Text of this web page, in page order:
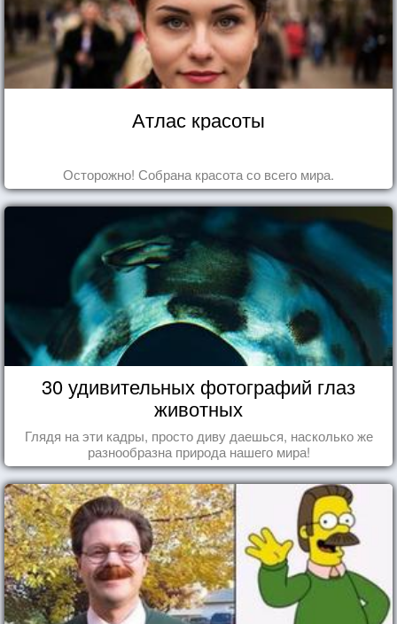
Атлас красоты
Осторожно! Собрана красота со всего мира.
30 удивительных фотографий глаз
животных
Глядя на эти кадры, просто диву даешься, насколько же
разнообразна природа нашего мира!